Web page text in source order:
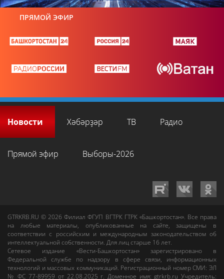
ПРЯМОЙ ЭФИР
Новости Хәбәрҙәр ТВ Радио
Прямой эфир Выборы-2026
GTRKRB.RU © 2026Филиал ФГУП ВГТРК ГТРК «Башкортостан». Все права
на любые материалы, опубликованные на сайте, защищены в
соответствии с российским и международным законодательством об
интеллектуальной собственности. Для лиц старше 16 лет.
Сетевое издание «Вести-Башкортостан»зарегистрировано в
Федеральной службе по надзору в сфере связи, информационных
технологий и массовых коммуникаций. Регистрационный номер СМИ: ЭЛ
№ ФС 77-89959 от 22.08.2025 г. Доменное имя:gtrkrb.ru Учредитель: